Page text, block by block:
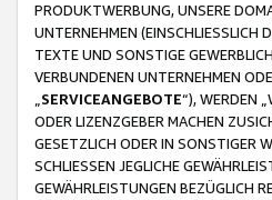
PRODUKTWERBUNG, UNSERE
UNTERNEHMEN (EINSCHLIESSLICH
TEXTE UND SONSTIGE
VERBUNDENEN UNTERNEHMEN
SERVICEANGEBOTE“), WERDEN
ODER LIZENZGEBER MACHEN
GESETZLICH ODER IN SONSTIGER
SCHLIESSEN JEGLICHE
GEWÄHRLEISTUNGEN BEZÜGLICH